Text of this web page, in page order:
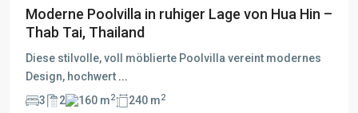
Moderne Poolvilla in ruhiger Lage von Hua Hin –
Thab Tai, Thailand
Diese stilvolle, voll möblierte Poolvilla vereint modernes
Design, hochwert ...
3
2 160 m2 240 m2